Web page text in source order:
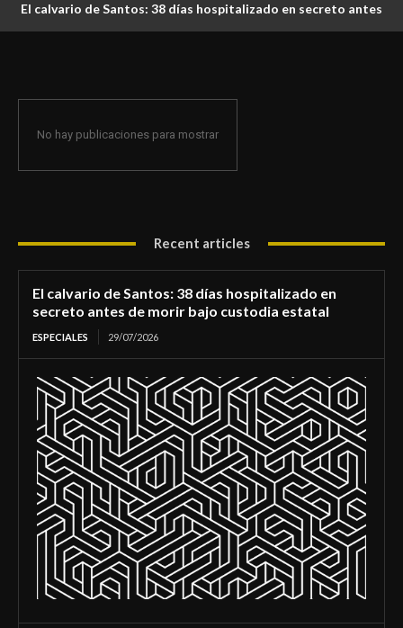
El calvario de Santos: 38 días hospitalizado en secreto antes
No hay publicaciones para mostrar
Recent articles
El calvario de Santos: 38 días hospitalizado en
secreto antes de morir bajo custodia estatal
ESPECIALES 29/07/2026